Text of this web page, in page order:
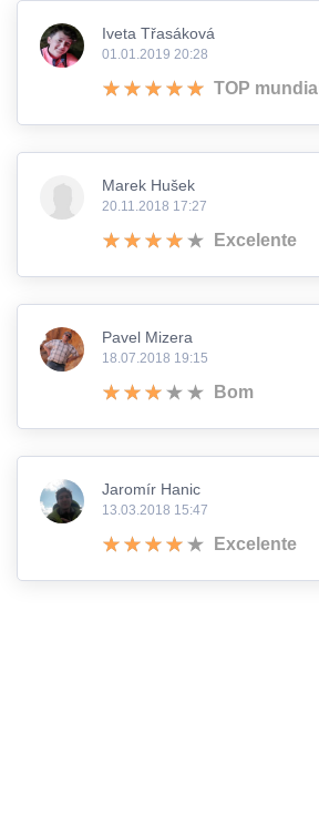
Iveta Třasáková
01.01.2019 20:28
TOP mundial
Marek Hušek
20.11.2018 17:27
Excelente
Pavel Mizera
18.07.2018 19:15
Bom
Jaromír Hanic
13.03.2018 15:47
Excelente